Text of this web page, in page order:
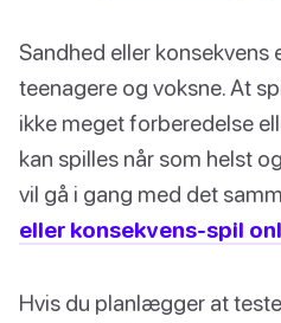
Sandhed eller
teenagere og voksne. At
ikke meget forberedelse
kan spilles når som helst
vil gå i gang med det
eller konsekvens-spil
Hvis du planlægger at